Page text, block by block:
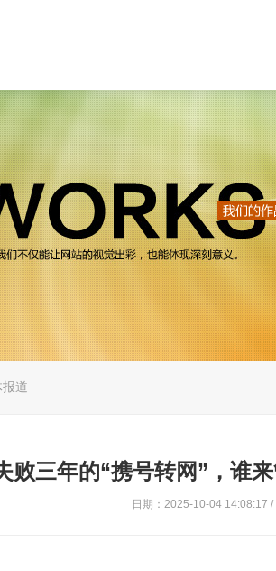
道
败三年的“携号转网”，谁
日期：2025-10-04 14:08:17